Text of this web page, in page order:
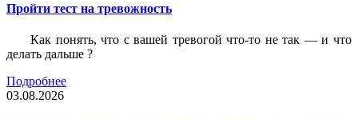
Пройти тест на тревожность
Как понять, что с вашей тревогой что-то не так — и что
делать дальше ?
Подробнее
03.08.2026